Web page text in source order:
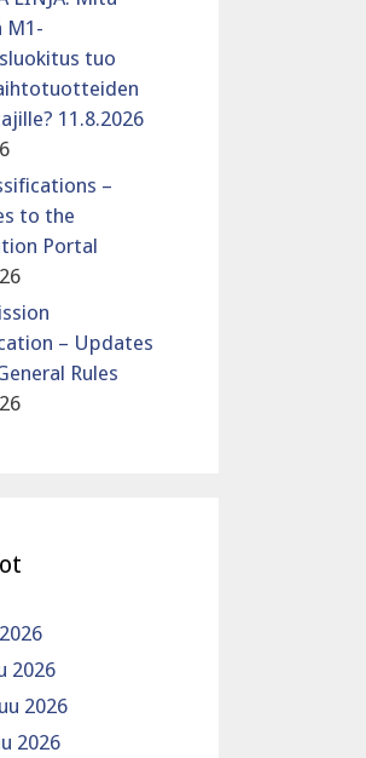
M1-
tuo
11.8.2026
–
to the
Portal
– Updates
Rules
2026
2026
2026